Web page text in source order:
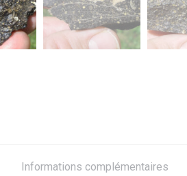
Informations complémentaires